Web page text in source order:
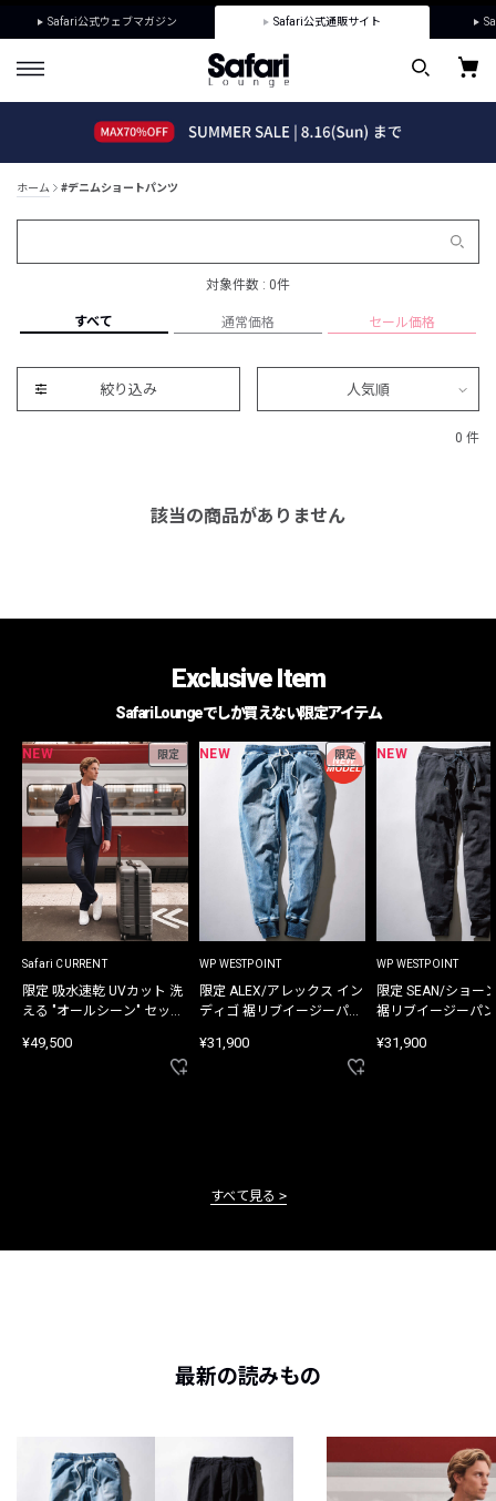
Safari公式ウェブマガジン Safari公式通販サイト
ホーム #デニムショートパンツ
対象件数 : 0件
すべて 通常価格 セール価格
絞り込み 人気順
0 件
該当の商品がありません
Exclusive Item
Safari Loungeでしか買えない限定アイテム
NEW 限定
Safari CURRENT
限定 吸水速乾 UVカット 洗
える "オールシーン" セット
¥49,500
NEW 限定
WP WESTPOINT
限定 ALEX/アレックス イン
ディゴ 裾リブイージーパン
¥31,900
NEW
WP WESTPOINT
限定 SEAN/ショー
裾リブイージーパ
¥31,900
すべて見る
最新の読みもの